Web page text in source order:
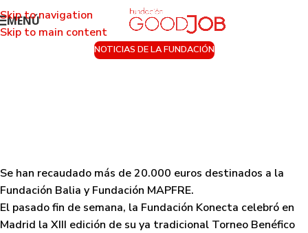
Skip to navigation
Skip to main content
MENÚ
NOTICIAS DE LA FUNDACIÓN
Se han recaudado más de 20.000 euros destinados a la
Fundación Balia y Fundación MAPFRE.
El pasado fin de semana, la Fundación Konecta celebró en
Madrid la XIII edición de su ya tradicional Torneo Benéfico